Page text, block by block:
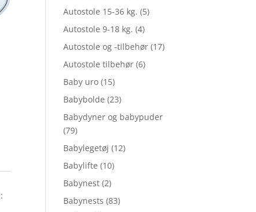
Autostole 15-36 kg. (5)
Autostole 9-18 kg. (4)
Autostole og -tilbehør (17)
Autostole tilbehør (6)
Baby uro (15)
Babybolde (23)
Babydyner og babypuder
(79)
Babylegetøj (12)
Babylifte (10)
Babynest (2)
Babynests (83)